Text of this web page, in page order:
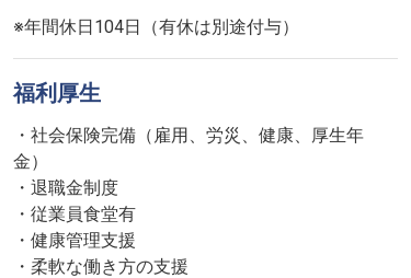
※年間休日104日（有休は別途付与）
福利厚生
・社会保険完備（雇用、労災、健康、厚生年
金）
・退職金制度
・従業員食堂有
・健康管理支援
・柔軟な働き方の支援